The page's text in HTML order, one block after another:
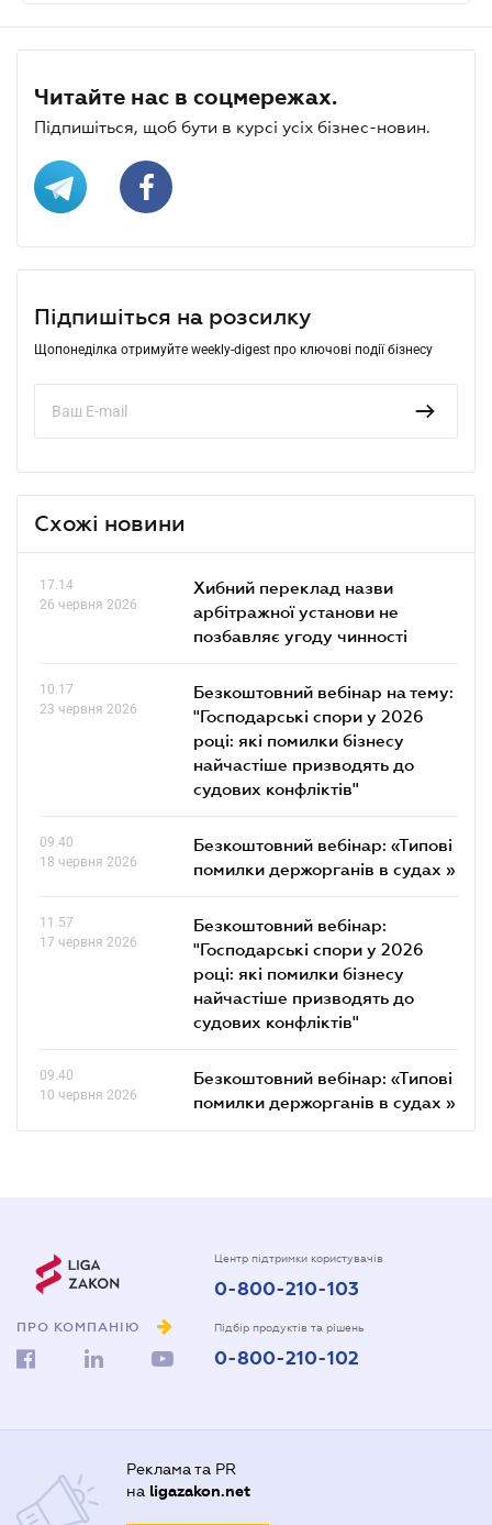
Читайте нас в соцмережах.
Підпишіться, щоб бути в курсі усіх бізнес-новин.
Підпишіться на розсилку
Щопонеділка отримуйте weekly-digest про ключові події бізнесу
Схожі новини
17.14
26 червня 2026
Хибний переклад назви
арбітражної установи не
позбавляє угоду чинності
10.17
23 червня 2026
Безкоштовний вебінар на тему:
"Господарські спори у 2026
році: які помилки бізнесу
найчастіше призводять до
судових конфліктів"
09.40
18 червня 2026
Безкоштовний вебінар: «Типові
помилки держорганів в судах »
11.57
17 червня 2026
Безкоштовний вебінар:
"Господарські спори у 2026
році: які помилки бізнесу
найчастіше призводять до
судових конфліктів"
09.40
10 червня 2026
Безкоштовний вебінар: «Типові
помилки держорганів в судах »
ПРО КОМПАНІЮ
Центр підтримки користувачів
0-800-210-103
Підбір продуктів та рішень
0-800-210-102
Реклама та PR
на ligazakon.net